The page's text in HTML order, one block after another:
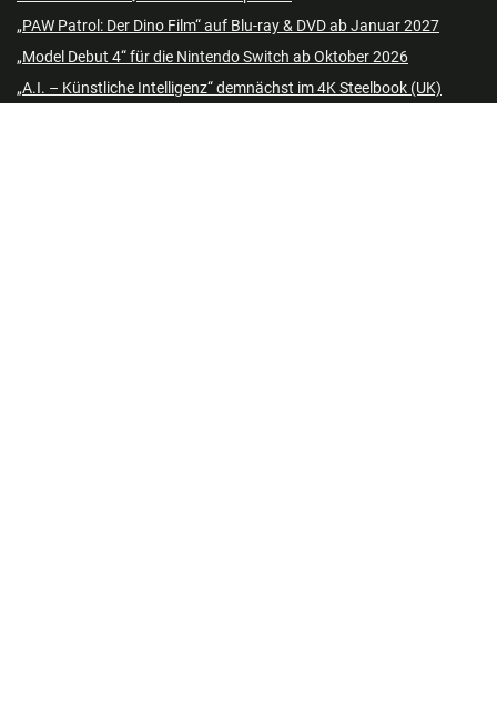
„PAW Patrol: Der Dino Film“ auf Blu-ray & DVD ab Januar 2027
„Model Debut 4“ für die Nintendo Switch ab Oktober 2026
„A.I. – Künstliche Intelligenz“ demnächst im 4K Steelbook (UK)